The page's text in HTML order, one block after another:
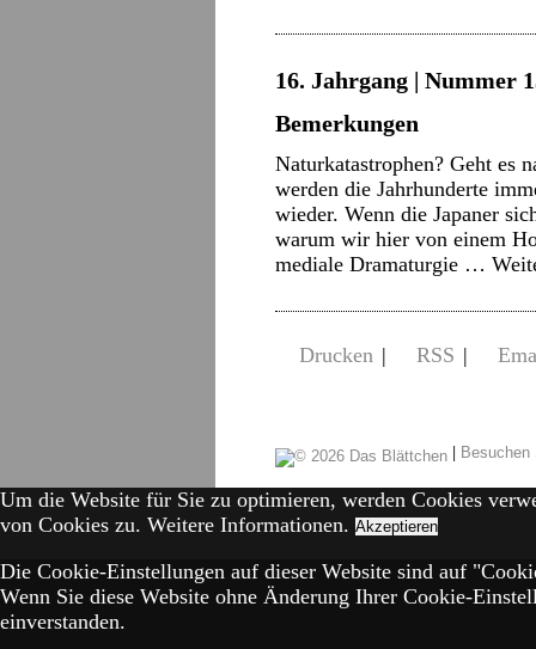
16. Jahrgang | Nummer
Bemerkungen
Naturkatastrophen? Geht es
werden die Jahrhunderte
wieder. Wenn die Japaner
warum wir hier von einem
mediale Dramaturgie …
Drucken | RSS |
|
Um die Website für Sie zu optimieren, werden Cookies
von Cookies zu. Weitere Informationen. Akzeptieren
Die Cookie-Einstellungen auf dieser Website sind auf
Wenn Sie diese Website ohne Änderung Ihrer Cookie-
einverstanden.